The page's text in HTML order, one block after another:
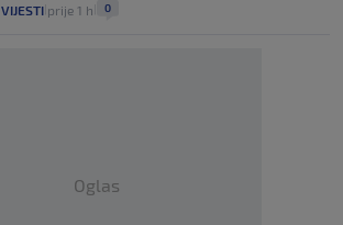
VIJESTI prije 1 h 0
Oglas